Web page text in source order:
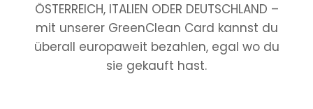
ÖSTERREICH, ITALIEN ODER DEUTSCHLAND –
mit unserer GreenClean Card kannst du
überall europaweit bezahlen, egal wo du
sie gekauft hast.